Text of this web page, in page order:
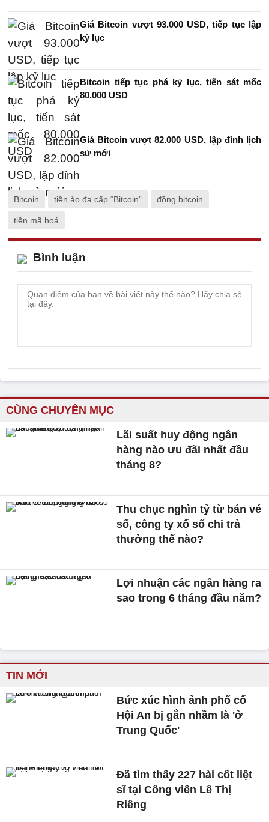
Giá Bitcoin vượt 93.000 USD, tiếp tục lập
kỷ lục
Bitcoin tiếp tục phá kỷ lục, tiến sát mốc
80.000 USD
Giá Bitcoin vượt 82.000 USD, lập đỉnh lịch
sử mới
Bitcoin tiền ảo đa cấp “Bitcoin” đồng bitcoin
tiền mã hoá
Bình luận
CÙNG CHUYÊN MỤC
Lãi suất huy động ngân
hàng nào ưu đãi nhất đầu
tháng 8?
Thu chục nghìn tỷ từ bán vé
số, công ty xổ số chi trả
thưởng thế nào?
Lợi nhuận các ngân hàng ra
sao trong 6 tháng đầu năm?
TIN MỚI
Bức xúc hình ảnh phố cổ
Hội An bị gắn nhầm là 'ở
Trung Quốc'
Đã tìm thấy 227 hài cốt liệt
sĩ tại Công viên Lê Thị
Riêng